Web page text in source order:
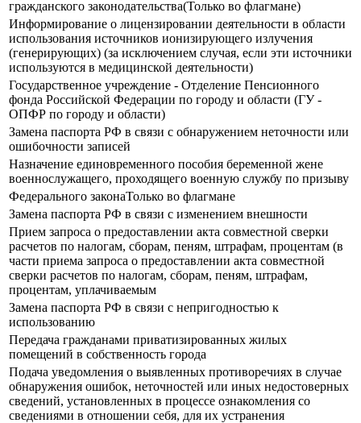
гражданского законодательства(Только во флагмане)
Информирование о лицензировании деятельности в области
использования источников ионизирующего излучения
(генерирующих) (за исключением случая, если эти источники
используются в медицинской деятельности)
Государственное учреждение - Отделение Пенсионного
фонда Российской Федерации по городу и области (ГУ -
ОПФР по городу и области)
Замена паспорта РФ в связи с обнаружением неточности или
ошибочности записей
Назначение единовременного пособия беременной жене
военнослужащего, проходящего военную службу по призыву
Федерального законаТолько во флагмане
Замена паспорта РФ в связи с изменением внешности
Прием запроса о предоставлении акта совместной сверки
расчетов по налогам, сборам, пеням, штрафам, процентам (в
части приема запроса о предоставлении акта совместной
сверки расчетов по налогам, сборам, пеням, штрафам,
процентам, уплачиваемым
Замена паспорта РФ в связи с непригодностью к
использованию
Передача гражданами приватизированных жилых
помещений в собственность города
Подача уведомления о выявленных противоречиях в случае
обнаружения ошибок, неточностей или иных недостоверных
сведений, установленных в процессе ознакомления со
сведениями в отношении себя, для их устранения